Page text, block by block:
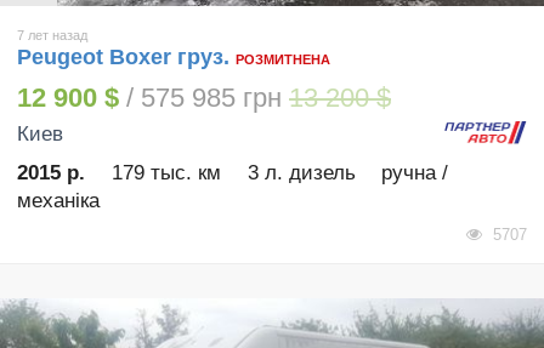
7 лет назад
Peugeot Boxer груз. РОЗМИТНЕНА
12 900 $ / 575 985 грн 13 200 $
Киев
2015 р.
179 тыс. км 3 л. дизель
ручна /
механіка
5707